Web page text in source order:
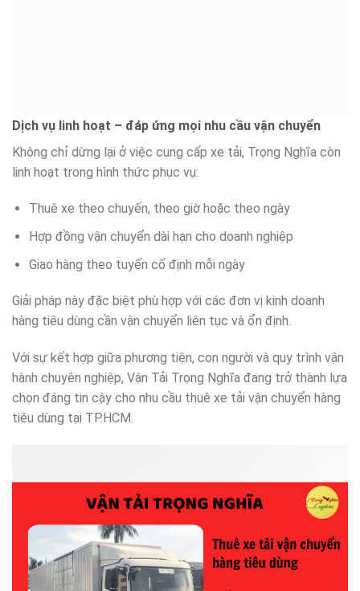
Dịch vụ linh hoạt – đáp ứng mọi nhu cầu vận chuyển
Không chỉ dừng lại ở việc cung cấp xe tải, Trọng Nghĩa còn
linh hoạt trong hình thức phục vụ:
Thuê xe theo chuyến, theo giờ hoặc theo ngày
Hợp đồng vận chuyển dài hạn cho doanh nghiệp
Giao hàng theo tuyến cố định mỗi ngày
Giải pháp này đặc biệt phù hợp với các đơn vị kinh doanh
hàng tiêu dùng cần vận chuyển liên tục và ổn định.
Với sự kết hợp giữa phương tiện, con người và quy trình vận
hành chuyên nghiệp, Vận Tải Trọng Nghĩa đang trở thành lựa
chọn đáng tin cậy cho nhu cầu thuê xe tải vận chuyển hàng
tiêu dùng tại TP.HCM.